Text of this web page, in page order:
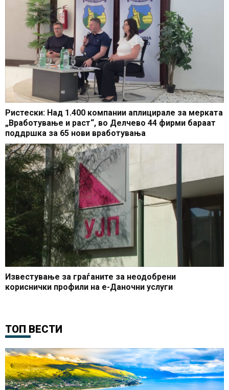
Ристески: Над 1.400 компании аплицирале за мерката
„Вработување и раст“, во Делчево 44 фирми бараат
поддршка за 65 нови вработувања
Известување за граѓаните за неодобрени
кориснички профили на е-Даночни услуги
ТОП ВЕСТИ